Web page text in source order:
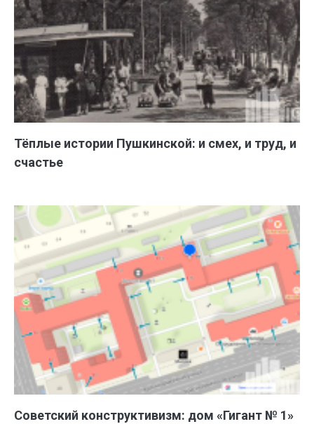
Тёплые истории Пушкинской: и смех, и труд, и
счастье
Советский конструктивизм: дом «Гигант № 1»